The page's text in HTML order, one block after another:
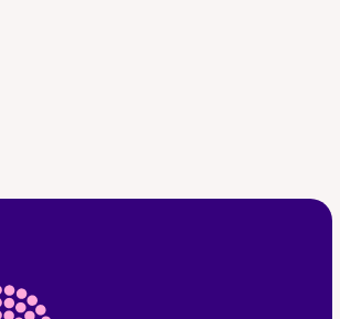
D Footer